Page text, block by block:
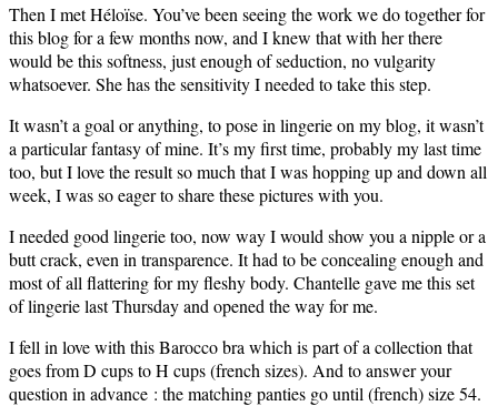
Then I met Héloïse. You’ve been seeing the work we do together for
this blog for a few months now, and I knew that with her there
would be this softness, just enough of seduction, no vulgarity
whatsoever. She has the sensitivity I needed to take this step.
It wasn’t a goal or anything, to pose in lingerie on my blog, it wasn’t
a particular fantasy of mine. It’s my first time, probably my last time
too, but I love the result so much that I was hopping up and down all
week, I was so eager to share these pictures with you.
I needed good lingerie too, now way I would show you a nipple or a
butt crack, even in transparence. It had to be concealing enough and
most of all flattering for my fleshy body. Chantelle gave me this set
of lingerie last Thursday and opened the way for me.
I fell in love with this Barocco bra which is part of a collection that
goes from D cups to H cups (french sizes). And to answer your
question in advance : the matching panties go until (french) size 54.